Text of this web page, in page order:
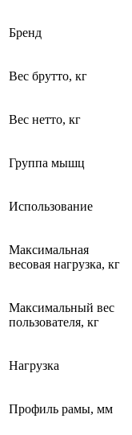
Бренд
Вес брутто, кг
Вес нетто, кг
Группа мышц
Использование
Максимальная
весовая нагрузка, кг
Максимальный вес
пользователя, кг
Нагрузка
Профиль рамы, мм